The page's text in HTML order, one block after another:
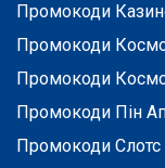
Промокоди
Промокоди
Промокоди
Промокоди Пін
Промокоди Слотс